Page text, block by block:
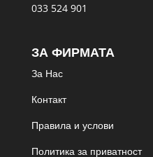
033 524 901
ЗА ФИРМАТА
За Нас
Контакт
Правила и услови
Политика за приватност